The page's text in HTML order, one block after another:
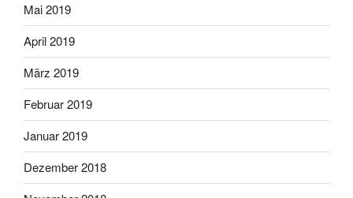
Mai 2019
April 2019
März 2019
Februar 2019
Januar 2019
Dezember 2018